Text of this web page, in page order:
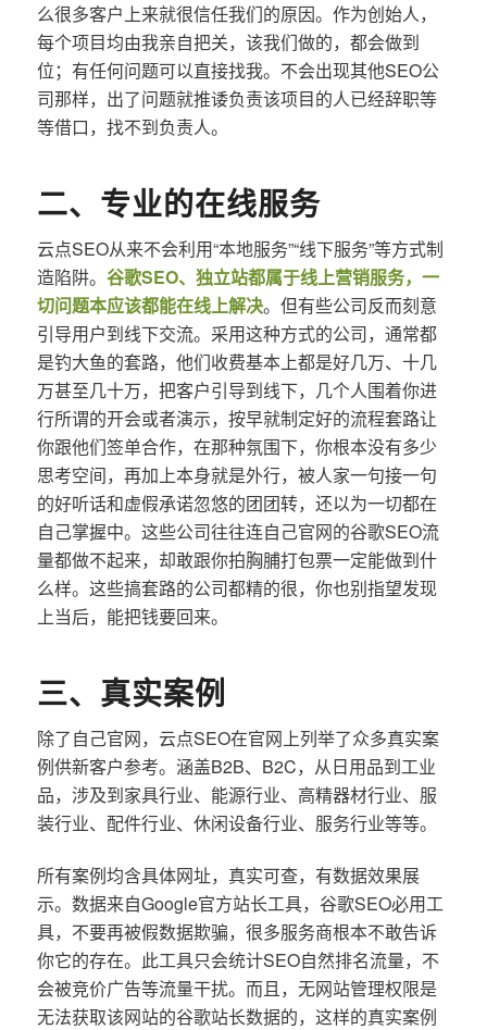
么很多客户上来就很信任我们的原因。作为创始人，
每个项目均由我亲自把关，该我们做的，都会做到
位；有任何问题可以直接找我。不会出现其他SEO公
司那样，出了问题就推诿负责该项目的人已经辞职等
等借口，找不到负责人。
二、专业的在线服务
云点SEO从来不会利用“本地服务”“线下服务”等方式制
造陷阱。 谷歌SEO、独立站都属于线上营销服务，一
切问题本应该都能在线上解决。但有些公司反而刻意
引导用户到线下交流。采用这种方式的公司，通常都
是钓大鱼的套路，他们收费基本上都是好几万、十几
万甚至几十万，把客户引导到线下，几个人围着你进
行所谓的开会或者演示，按早就制定好的流程套路让
你跟他们签单合作，在那种氛围下，你根本没有多少
思考空间，再加上本身就是外行，被人家一句接一句
的好听话和虚假承诺忽悠的团团转，还以为一切都在
自己掌握中。这些公司往往连自己官网的谷歌SEO流
量都做不起来，却敢跟你拍胸脯打包票一定能做到什
么样。这些搞套路的公司都精的很，你也别指望发现
上当后，能把钱要回来。
三、真实案例
除了自己官网，云点SEO在官网上列举了众多真实案
例供新客户参考。涵盖B2B、B2C，从日用品到工业
品，涉及到家具行业、能源行业、高精器材行业、服
装行业、配件行业、休闲设备行业、服务行业等等。
所有案例均含具体网址，真实可查，有数据效果展
示。数据来自Google官方站长工具，谷歌SEO必用工
具，不要再被假数据欺骗，很多服务商根本不敢告诉
你它的存在。此工具只会统计SEO自然排名流量，不
会被竞价广告等流量干扰。而且，无网站管理权限是
无法获取该网站的谷歌站长数据的，这样的真实案例